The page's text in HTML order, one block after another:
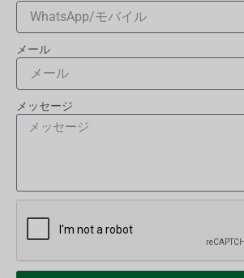
メール
メッセージ